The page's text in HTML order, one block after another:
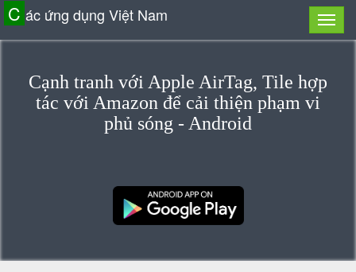
C ác ứng dụng Việt Nam
Cạnh tranh với Apple AirTag, Tile hợp
tác với Amazon để cải thiện phạm vi
phủ sóng - Android